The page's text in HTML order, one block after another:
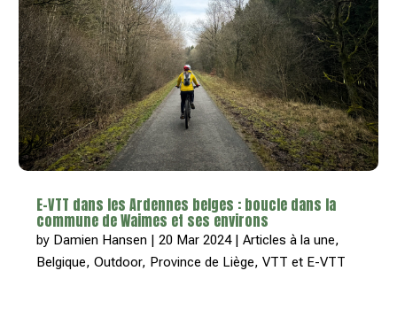
E-VTT dans les Ardennes belges : boucle dans la
commune de Waimes et ses environs
by Damien Hansen |20 Mar 2024|Articles à la une,
Belgique,Outdoor, Province de Liège,VTT et E-VTT